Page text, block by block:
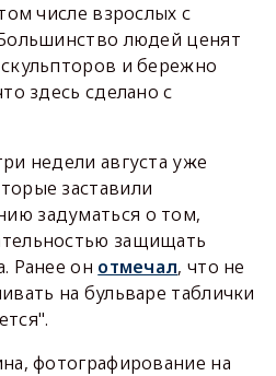
числе взрослых с
людей ценят
и бережно
здесь сделано с
недели августа уже
заставили
задуматься о том,
защищать
Ранее он отмечал, что не
на бульваре таблички
фотографирование на